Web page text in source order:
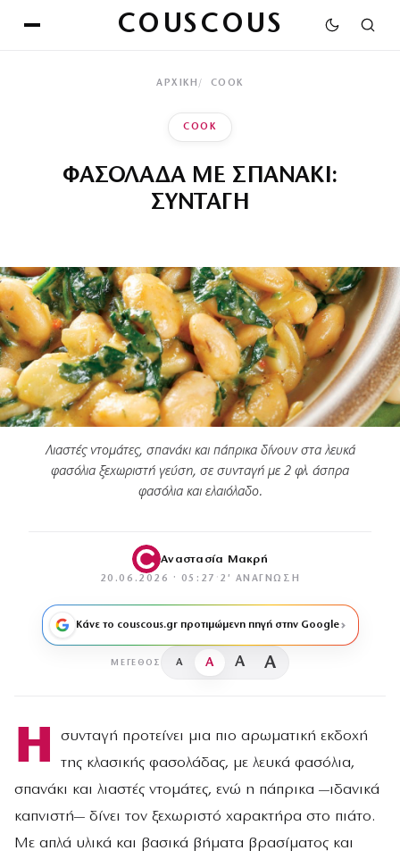
COUSCOUS
ΑΡΧΙΚΉ COOK
COOK
ΦΑΣΟΛΑΔΑ ΜΕ ΣΠΑΝΑΚΙ:
ΣΥΝΤΑΓΗ
Λιαστές ντομάτες, σπανάκι και πάπρικα δίνουν στα λευκά
φασόλια ξεχωριστή γεύση, σε συνταγή με 2 φλ. άσπρα
φασόλια και ελαιόλαδο.
Αναστασία Μακρή
20.06.2026 · 05:27 · 2′ ΑΝΆΓΝΩΣΗ
Κάνε το couscous.gr προτιμώμενη πηγή στην Google
ΜΈΓΕΘΟΣ A A A A
Η
συνταγή προτείνει μια πιο αρωματική εκδοχή
της κλασικής φασολάδας, με λευκά φασόλια,
σπανάκι και λιαστές ντομάτες, ενώ η πάπρικα —ιδανικά
καπνιστή— δίνει τον ξεχωριστό χαρακτήρα στο πιάτο.
Με απλά υλικά και βασικά βήματα βρασίματος και